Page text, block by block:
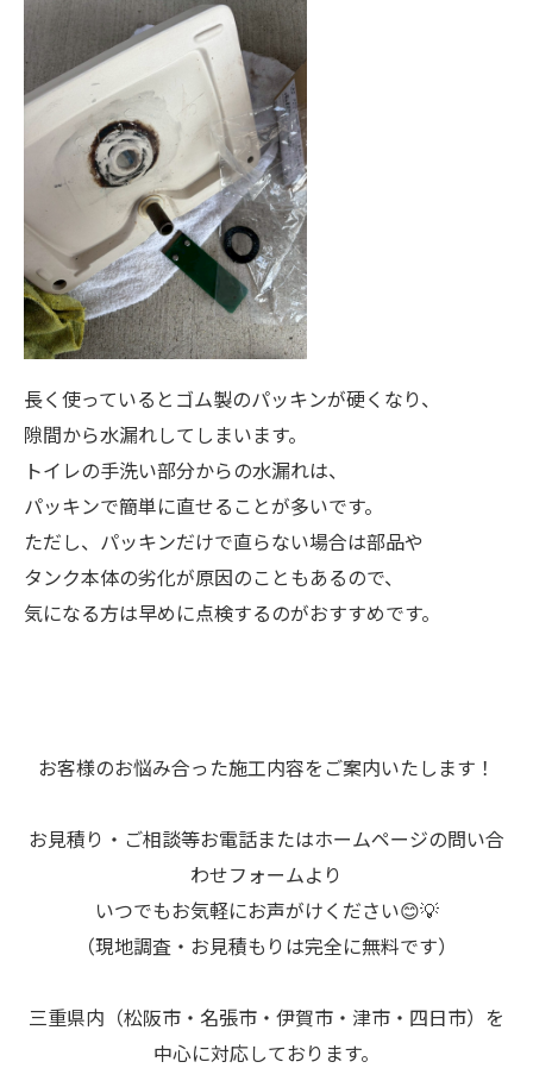
長く使っているとゴム製のパッキンが硬くなり、
隙間から水漏れしてしまいます。
トイレの手洗い部分からの水漏れは、
パッキンで簡単に直せることが多いです。
ただし、パッキンだけで直らない場合は部品や
タンク本体の劣化が原因のこともあるので、
気になる方は早めに点検するのがおすすめです。
お客様のお悩み合った施工内容をご案内いたします！
お見積り・ご相談等お電話またはホームページの問い合
わせフォームより
いつでもお気軽にお声がけください😊💡
（現地調査・お見積もりは完全に無料です）
三重県内（松阪市・名張市・伊賀市・津市・四日市）を
中心に対応しております。